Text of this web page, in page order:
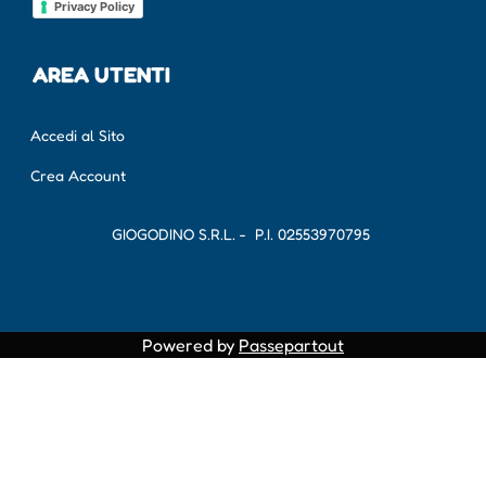
Privacy Policy
AREA UTENTI
Accedi al Sito
Crea Account
GIOGODINO S.R.L. - P.I. 02553970795
Powered by Passepartout